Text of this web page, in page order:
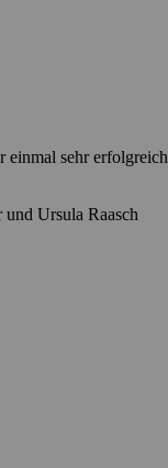
einmal sehr erfolgreich
Ursula Raasch